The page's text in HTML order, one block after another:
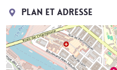
Plan et adresse